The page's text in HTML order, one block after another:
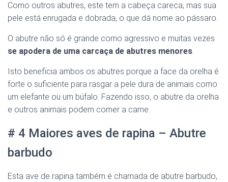
Como outros abutres, este tem a cabeça careca, mas sua
pele está enrugada e dobrada, o que dá nome ao pássaro.
O abutre não só é grande como agressivo e muitas vezes
se apodera de uma carcaça de abutres menores.
Isto beneficia ambos os abutres porque a face da orelha é
forte o suficiente para rasgar a pele dura de animais como
um elefante ou um búfalo. Fazendo isso, o abutre da orelha
e outros animais podem comer a carne.
# 4 Maiores aves de rapina – Abutre
barbudo
Esta ave de rapina também é chamada de abutre barbudo,